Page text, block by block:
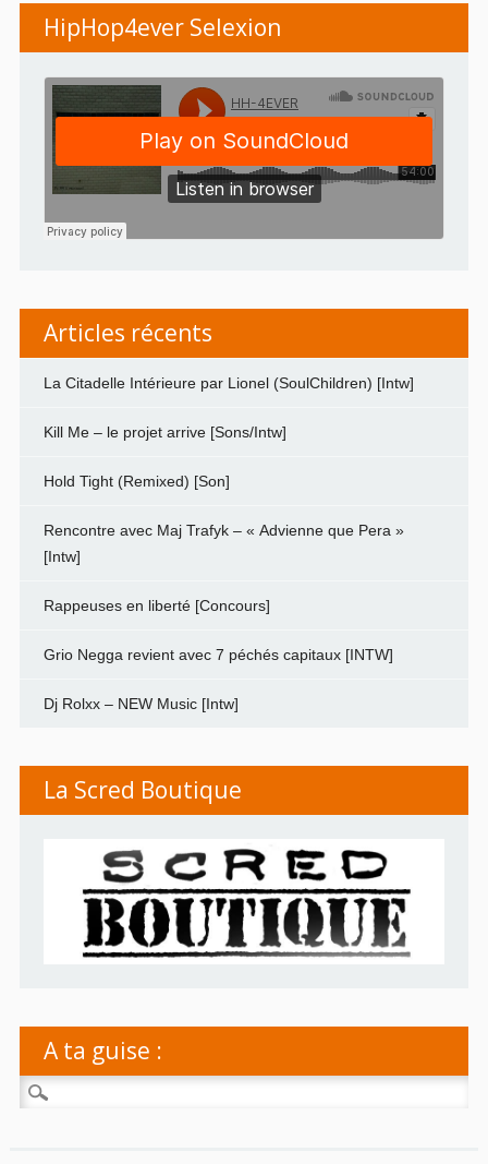
HipHop4ever Selexion
Articles récents
La Citadelle Intérieure par Lionel (SoulChildren) [Intw]
Kill Me – le projet arrive [Sons/Intw]
Hold Tight (Remixed) [Son]
Rencontre avec Maj Trafyk – « Advienne que Pera »
[Intw]
Rappeuses en liberté [Concours]
Grio Negga revient avec 7 péchés capitaux [INTW]
Dj Rolxx – NEW Music [Intw]
La Scred Boutique
A ta guise :
Rechercher :